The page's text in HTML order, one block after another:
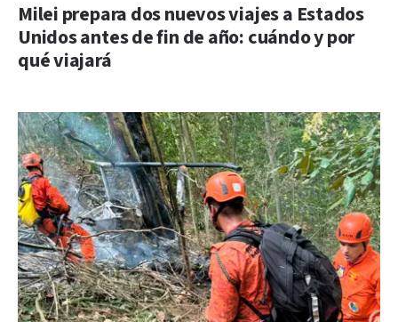
Milei prepara dos nuevos viajes a Estados
Unidos antes de fin de año: cuándo y por
qué viajará